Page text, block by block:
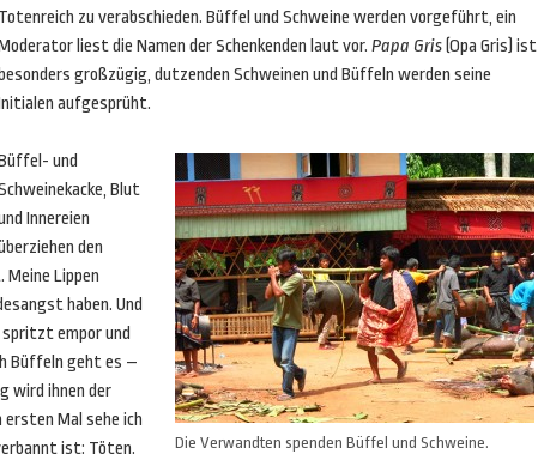
Totenreich zu verabschieden. Büffel und Schweine werden vorgeführt, ein
liest die Namen der Schenkenden laut vor. Papa Gris (Opa Gris) ist
großzügig, dutzenden Schweinen und Büffeln werden seine
aufgesprüht.
Die Verwandten spenden Büffel und Schweine.
und
Blut
Innereien
den
Lippen
haben. Und
empor und
Büffeln geht es –
wird ihnen der
Mal sehe ich
ist: Töten.